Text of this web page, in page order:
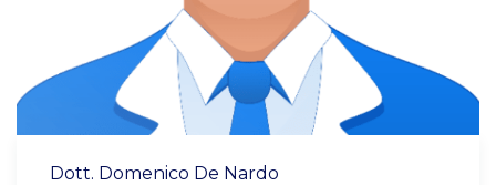
Dott. Domenico De Nardo